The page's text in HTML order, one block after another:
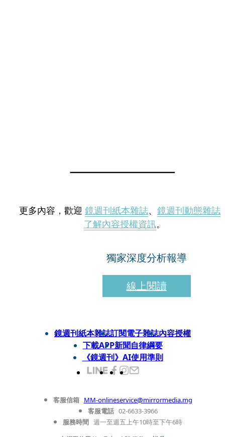
更多內容，歡迎 鏡週刊紙本雜誌、 鏡週刊動態雜誌
了解內容授權資訊。
獨家深度分析報導
線上閱讀
鏡週刊紙本雜誌訂閱電子雜誌內容授權
下載APP新聞自律綱要
《鏡週刊》AI使用準則
客服信箱 MM-onlineservice@mirrormedia.mg
客服電話 02-6633-3966
服務時間 週一至週五上午10時至下午6時